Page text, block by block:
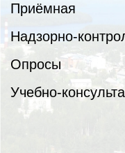
Приёмная
Надзорно-
Опросы
Учебно-